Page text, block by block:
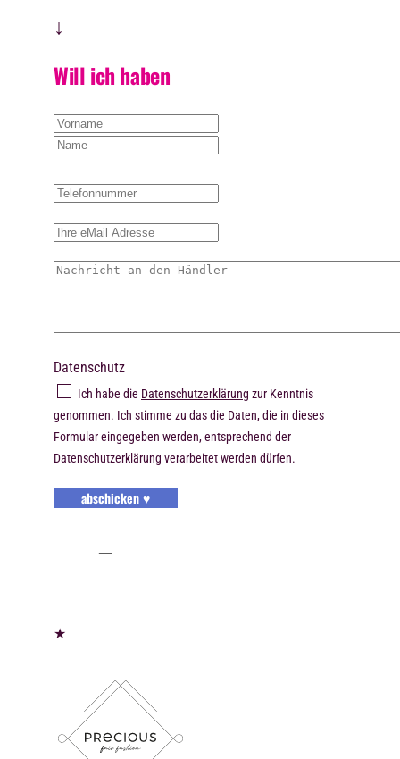
↓
Will ich haben
Datenschutz
Ich habe die Datenschutzerklärung zur Kenntnis
genommen. Ich stimme zu das die Daten, die in dieses
Formular eingegeben werden, entsprechend der
Datenschutzerklärung verarbeitet werden dürfen.
abschicken ♥
★